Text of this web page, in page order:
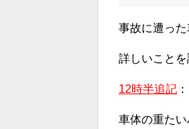
事故に遭っ
詳しいことを
12時半追記
車体の重た